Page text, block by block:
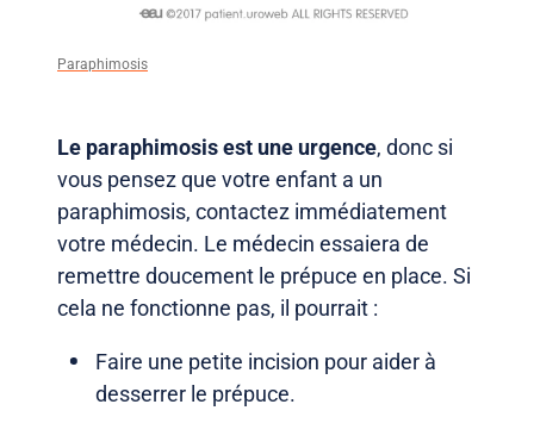
Paraphimosis
Le paraphimosis est une urgence, donc si
vous pensez que votre enfant a un
paraphimosis, contactez immédiatement
votre médecin. Le médecin essaiera de
remettre doucement le prépuce en place. Si
cela ne fonctionne pas, il pourrait :
Faire une petite incision pour aider à
desserrer le prépuce.